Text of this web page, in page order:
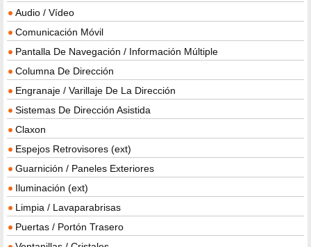
Audio / Vídeo
Comunicación Móvil
Pantalla De Navegación / Información Múltiple
Columna De Dirección
Engranaje / Varillaje De La Dirección
Sistemas De Dirección Asistida
Claxon
Espejos Retrovisores (ext)
Guarnición / Paneles Exteriores
Iluminación (ext)
Limpia / Lavaparabrisas
Puertas / Portón Trasero